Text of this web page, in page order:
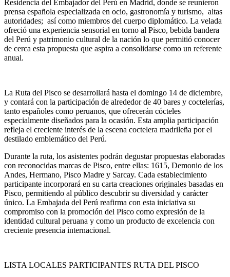
Residencia del Embajador del Perú en Madrid, donde se reunieron
prensa española especializada en ocio, gastronomía y turismo, altas
autoridades; así como miembros del cuerpo diplomático. La velada
ofreció una experiencia sensorial en torno al Pisco, bebida bandera
del Perú y patrimonio cultural de la nación lo que permitió conocer
de cerca esta propuesta que aspira a consolidarse como un referente
anual.
La Ruta del Pisco se desarrollará hasta el domingo 14 de diciembre,
y contará con la participación de alrededor de 40 bares y coctelerías,
tanto españoles como peruanos, que ofrecerán cócteles
especialmente diseñados para la ocasión. Esta amplia participación
refleja el creciente interés de la escena coctelera madrileña por el
destilado emblemático del Perú.
Durante la ruta, los asistentes podrán degustar propuestas elaboradas
con reconocidas marcas de Pisco, entre ellas: 1615, Demonio de los
Andes, Hermano, Pisco Madre y Sarcay. Cada establecimiento
participante incorporará en su carta creaciones originales basadas en
Pisco, permitiendo al público descubrir su diversidad y carácter
único. La Embajada del Perú reafirma con esta iniciativa su
compromiso con la promoción del Pisco como expresión de la
identidad cultural peruana y como un producto de excelencia con
creciente presencia internacional.
LISTA LOCALES PARTICIPANTES RUTA DEL PISCO